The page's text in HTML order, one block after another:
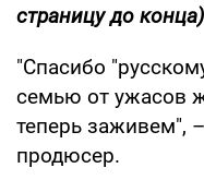
страницу до конца)
"Спасибо
семью от ужасов
теперь заживем",
продюсер.